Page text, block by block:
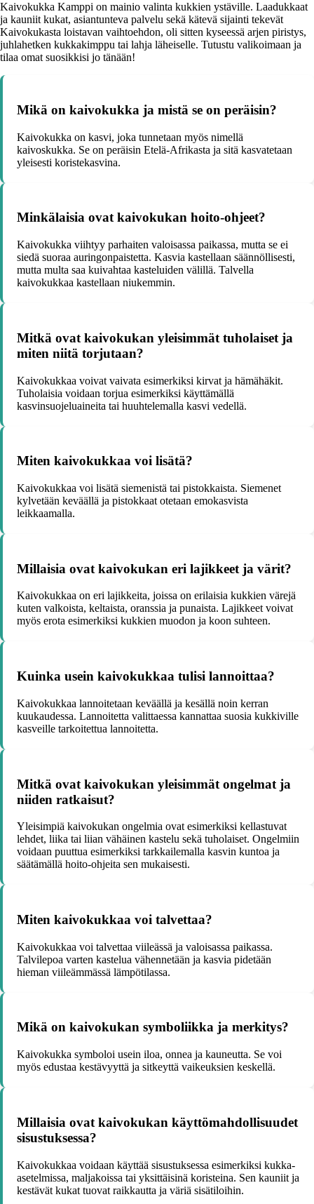
Kaivokukka Kamppi on mainio valinta kukkien ystäville. Laadukkaat
ja kauniit kukat, asiantunteva palvelu sekä kätevä sijainti tekevät
Kaivokukasta loistavan vaihtoehdon, oli sitten kyseessä arjen piristys,
juhlahetken kukkakimppu tai lahja läheiselle. Tutustu valikoimaan ja
tilaa omat suosikkisi jo tänään!
Mikä on kaivokukka ja mistä se on peräisin?
Kaivokukka on kasvi, joka tunnetaan myös nimellä
kaivoskukka. Se on peräisin Etelä-Afrikasta ja sitä kasvatetaan
yleisesti koristekasvina.
Minkälaisia ovat kaivokukan hoito-ohjeet?
Kaivokukka viihtyy parhaiten valoisassa paikassa, mutta se ei
siedä suoraa auringonpaistetta. Kasvia kastellaan säännöllisesti,
mutta multa saa kuivahtaa kasteluiden välillä. Talvella
kaivokukkaa kastellaan niukemmin.
Mitkä ovat kaivokukan yleisimmät tuholaiset ja
miten niitä torjutaan?
Kaivokukkaa voivat vaivata esimerkiksi kirvat ja hämähäkit.
Tuholaisia voidaan torjua esimerkiksi käyttämällä
kasvinsuojeluaineita tai huuhtelemalla kasvi vedellä.
Miten kaivokukkaa voi lisätä?
Kaivokukkaa voi lisätä siemenistä tai pistokkaista. Siemenet
kylvetään keväällä ja pistokkaat otetaan emokasvista
leikkaamalla.
Millaisia ovat kaivokukan eri lajikkeet ja värit?
Kaivokukkaa on eri lajikkeita, joissa on erilaisia kukkien värejä
kuten valkoista, keltaista, oranssia ja punaista. Lajikkeet voivat
myös erota esimerkiksi kukkien muodon ja koon suhteen.
Kuinka usein kaivokukkaa tulisi lannoittaa?
Kaivokukkaa lannoitetaan keväällä ja kesällä noin kerran
kuukaudessa. Lannoitetta valittaessa kannattaa suosia kukkiville
kasveille tarkoitettua lannoitetta.
Mitkä ovat kaivokukan yleisimmät ongelmat ja
niiden ratkaisut?
Yleisimpiä kaivokukan ongelmia ovat esimerkiksi kellastuvat
lehdet, liika tai liian vähäinen kastelu sekä tuholaiset. Ongelmiin
voidaan puuttua esimerkiksi tarkkailemalla kasvin kuntoa ja
säätämällä hoito-ohjeita sen mukaisesti.
Miten kaivokukkaa voi talvettaa?
Kaivokukkaa voi talvettaa viileässä ja valoisassa paikassa.
Talvilepoa varten kastelua vähennetään ja kasvia pidetään
hieman viileämmässä lämpötilassa.
Mikä on kaivokukan symboliikka ja merkitys?
Kaivokukka symboloi usein iloa, onnea ja kauneutta. Se voi
myös edustaa kestävyyttä ja sitkeyttä vaikeuksien keskellä.
Millaisia ovat kaivokukan käyttömahdollisuudet
sisustuksessa?
Kaivokukkaa voidaan käyttää sisustuksessa esimerkiksi kukka-
asetelmissa, maljakoissa tai yksittäisinä koristeina. Sen kauniit ja
kestävät kukat tuovat raikkautta ja väriä sisätiloihin.